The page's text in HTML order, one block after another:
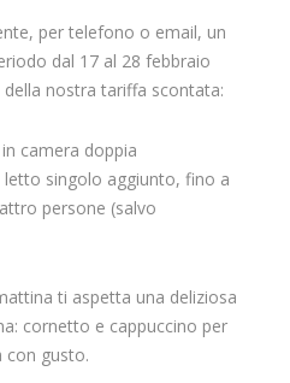
per telefono o email, un
dal 17 al 28 febbraio
nostra tariffa scontata:
camera doppia
letto singolo aggiunto, fino a
persone (salvo
ti aspetta una deliziosa
cornetto e cappuccino per
con gusto.